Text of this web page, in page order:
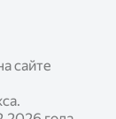
сайте